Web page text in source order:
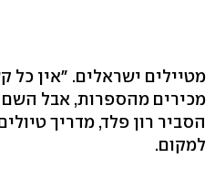
מטיילים ישראלים. "אין כל
מכירים מהספרות, אבל השם
הסביר רון פלד, מדריך
למקום.